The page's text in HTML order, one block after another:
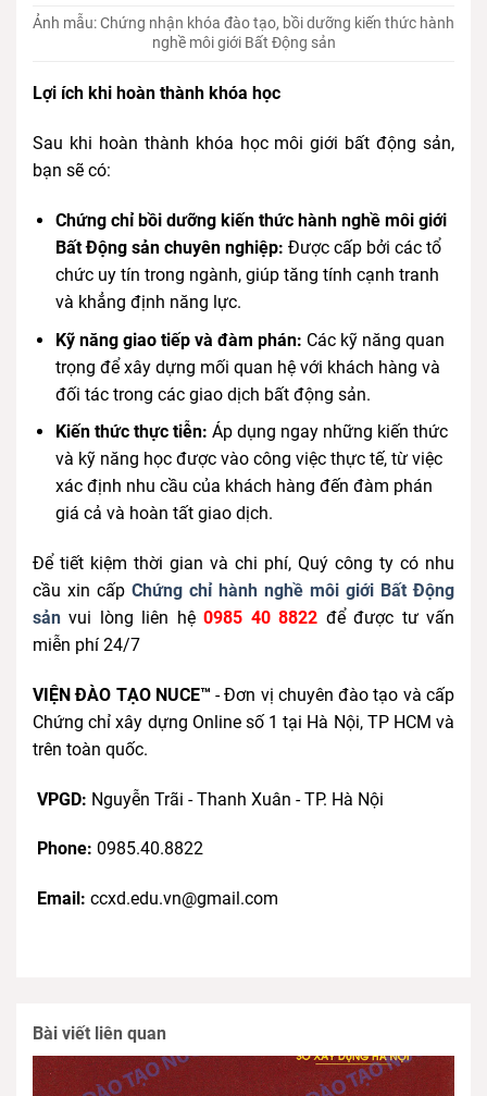
Ảnh mẫu: Chứng nhận khóa đào tạo, bồi dưỡng kiến thức hành
nghề môi giới Bất Động sản
Lợi ích khi hoàn thành khóa học
Sau khi hoàn thành khóa học môi giới bất động sản,
bạn sẽ có:
Chứng chỉ bồi dưỡng kiến thức hành nghề môi giới
Bất Động sản chuyên nghiệp: Được cấp bởi các tổ
chức uy tín trong ngành, giúp tăng tính cạnh tranh
và khẳng định năng lực.
Kỹ năng giao tiếp và đàm phán: Các kỹ năng quan
trọng để xây dựng mối quan hệ với khách hàng và
đối tác trong các giao dịch bất động sản.
Kiến thức thực tiễn: Áp dụng ngay những kiến thức
và kỹ năng học được vào công việc thực tế, từ việc
xác định nhu cầu của khách hàng đến đàm phán
giá cả và hoàn tất giao dịch.
Để tiết kiệm thời gian và chi phí, Quý công ty có nhu
cầu xin cấp Chứng chỉ hành nghề môi giới Bất Động
sản vui lòng liên hệ 0985 40 8822 để được tư vấn
miễn phí 24/7
VIỆN ĐÀO TẠO NUCE™ - Đơn vị chuyên đào tạo và cấp
Chứng chỉ xây dựng Online số 1 tại Hà Nội, TP HCM và
trên toàn quốc.
VPGD: Nguyễn Trãi - Thanh Xuân - TP. Hà Nội
Phone: 0985.40.8822
Email: ccxd.edu.vn@gmail.com
Bài viết liên quan